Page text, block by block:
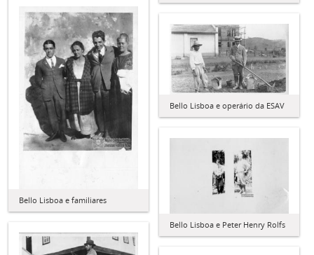
Bello Lisboa e familiares
Bello Lisboa e operário da ESAV
Bello Lisboa e Peter Henry Rolfs